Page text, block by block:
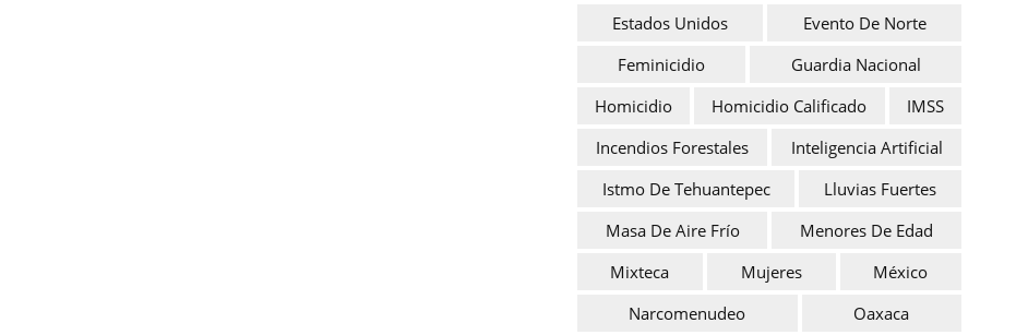
Estados Unidos
Evento De Norte
Feminicidio
Guardia Nacional
Homicidio
Homicidio Calificado
IMSS
Incendios Forestales
Inteligencia Artificial
Istmo De Tehuantepec
Lluvias Fuertes
Masa De Aire Frío
Menores De Edad
Mixteca
Mujeres
México
Narcomenudeo
Oaxaca